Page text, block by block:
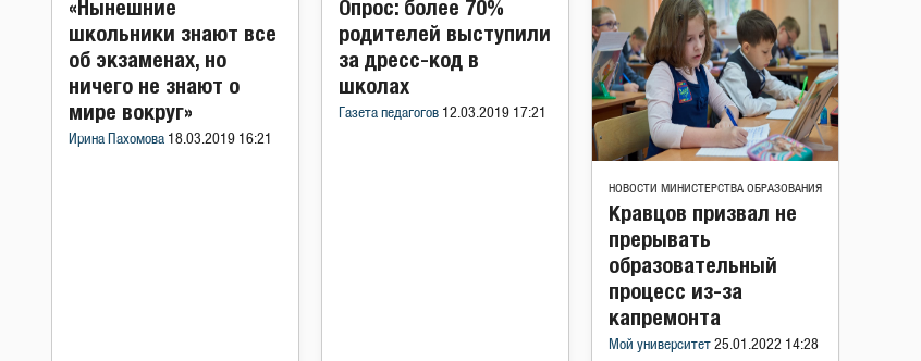
«Нынешние
школьники знают все
об экзаменах, но
ничего не знают о
мире вокруг»
Ирина Пахомова 18.03.2019 16:21
Опрос: более 70%
родителей выступили
за дресс-код в
школах
Газета педагогов 12.03.2019 17:21
НОВОСТИ МИНИСТЕРСТВА ОБРАЗОВАНИЯ
Кравцов призвал не
прерывать
образовательный
процесс из-за
капремонта
Мой университет 25.01.2022 14:28